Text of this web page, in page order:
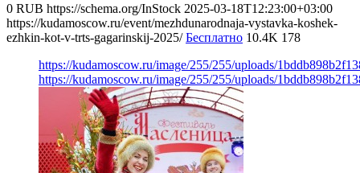
0 RUB https://schema.org/InStock 2025-03-18T12:23:00+03:00
https://kudamoscow.ru/event/mezhdunarodnaja-vystavka-koshek-
ezhkin-kot-v-trts-gagarinskij-2025/ Бесплатно 10.4K 178
https://kudamoscow.ru/image/255/255/uploads/
https://kudamoscow.ru/image/255/255/uploads/